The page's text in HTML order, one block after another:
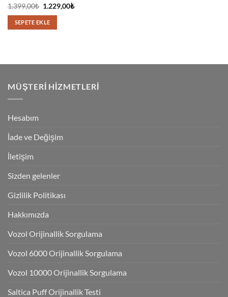
5 üzerinden
5oy aldı
1.399,00₺ Orijinal
1.399,00₺.
1.229,00₺Şu
SEPETE EKLE
MÜŞTERI HIZMETLERI
Hesabım
İade ve Değişim
İletişim
Sizden gelenler
Gizlilik Politikası
Hakkımızda
Vozol Orijinallik Sorgulama
Vozol 6000 Orijinallik Sorgulama
Vozol 10000 Orijinallik Sorgulama
Saltica Puff Orijinallik Testi